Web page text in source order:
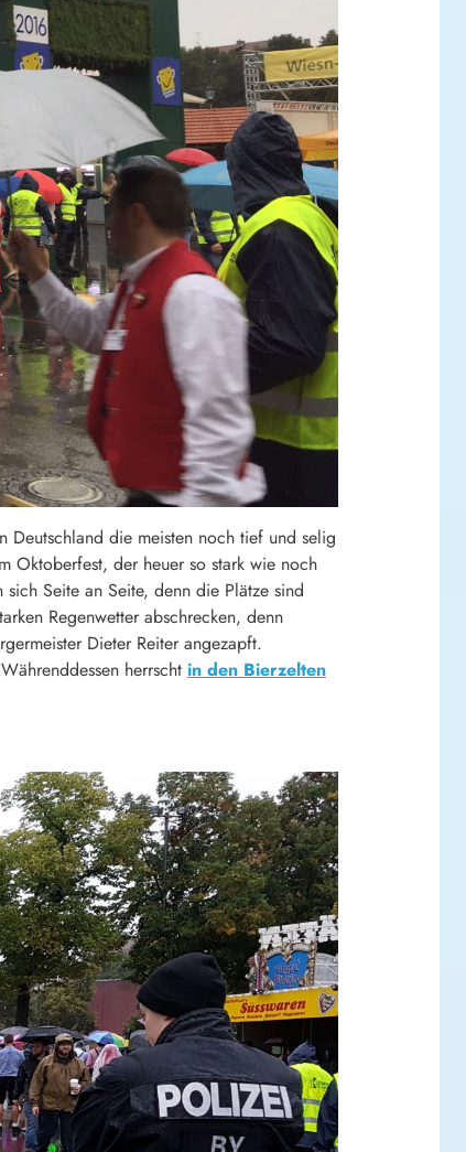
Deutschland die meisten noch tief und selig
Oktoberfest, der heuer so stark wie noch
sich Seite an Seite, denn die Plätze sind
Regenwetter abschrecken, denn
Dieter Reiter angezapft.
herrscht in den Bierzelten